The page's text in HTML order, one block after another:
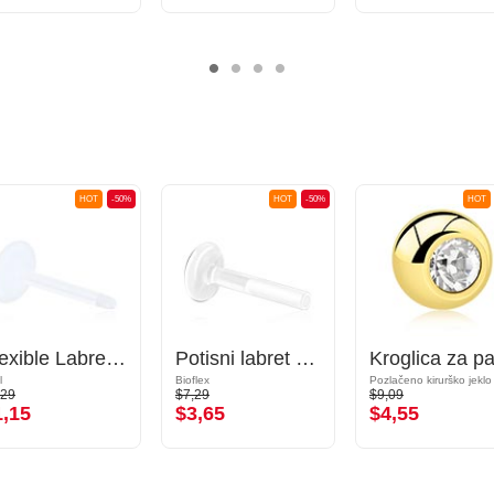
-50%
HOT
Flexible Labret Pin (acrylic, various colours)
-50%
HOT
Potisni labret brez navoja (bioflex, različne barve)
Bioflex
$7,29
$3,65
HOT
$9,09
$4,55